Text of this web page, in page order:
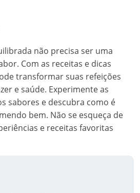
não precisa ser uma
Com as receitas e dicas
transformar suas refeições
e saúde. Experimente as
sabores e descubra como é
bem. Não se esqueça de
e receitas favoritas